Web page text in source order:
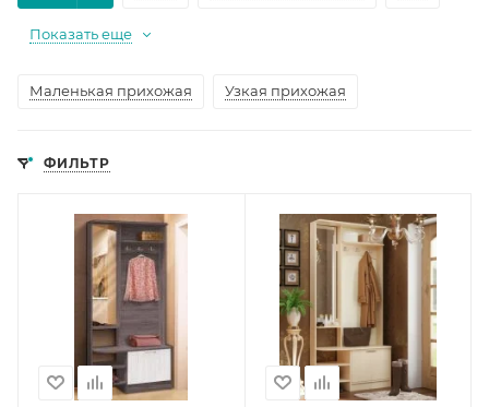
Показать еще
Маленькая прихожая Узкая прихожая
ФИЛЬТР